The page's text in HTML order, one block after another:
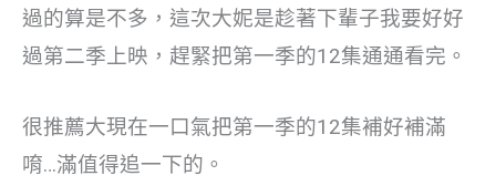
過的算是不多，這次大妮是趁著下輩子我要好好
過第二季上映，趕緊把第一季的12集通通看完。
很推薦大現在一口氣把第一季的12集補好補滿
唷…滿值得追一下的。